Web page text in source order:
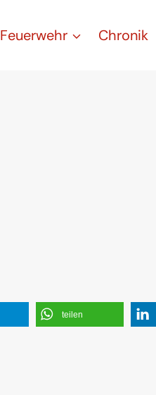
Feuerwehr Chronik
teilen